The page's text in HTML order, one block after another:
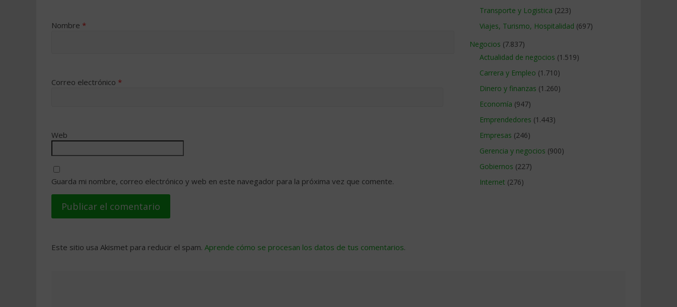
Nombre *
Correo electrónico *
Web
Guarda mi nombre, correo electrónico y web en este navegador para la próxima vez que comente.
Este sitio usa Akismet para reducir el spam. Aprende cómo se procesan los datos de tus comentarios.
Transporte y Logistica (223)
Viajes, Turismo, Hospitalidad (697)
Negocios (7.837)
Actualidad de negocios (1.519)
Carrera y Empleo (1.710)
Dinero y finanzas (1.260)
Economía (947)
Emprendedores (1.443)
Empresas (246)
Gerencia y negocios (900)
Gobiernos (227)
Internet (276)